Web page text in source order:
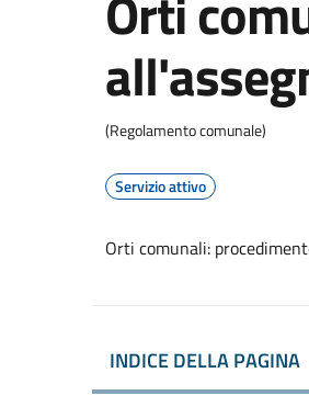
(Regolamento comunale)
Servizio attivo
Orti comunali:
INDICE DELLA PAGINA